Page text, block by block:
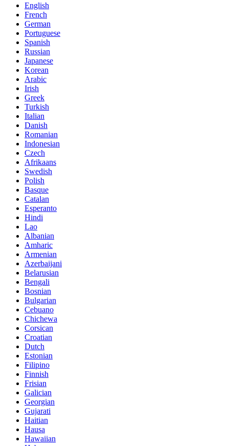
English
French
German
Portuguese
Spanish
Russian
Japanese
Korean
Arabic
Irish
Greek
Turkish
Italian
Danish
Romanian
Indonesian
Czech
Afrikaans
Swedish
Polish
Basque
Catalan
Esperanto
Hindi
Lao
Albanian
Amharic
Armenian
Azerbaijani
Belarusian
Bengali
Bosnian
Bulgarian
Cebuano
Chichewa
Corsican
Croatian
Dutch
Estonian
Filipino
Finnish
Frisian
Galician
Georgian
Gujarati
Haitian
Hausa
Hawaiian